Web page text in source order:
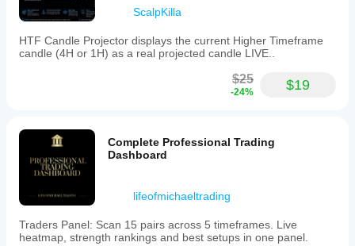
ScalpKilla
HTF Candle Projector displays the current Higher Timeframe
candle (4H or 1H) as a real projected candle LIVE..
$25
-24% $19
Complete Professional Trading
Dashboard
lifeofmichaeltrading
Traders Panel: Scan 15 pairs across 5 timeframes. Live
heatmap, strength rankings and best setups in one panel.